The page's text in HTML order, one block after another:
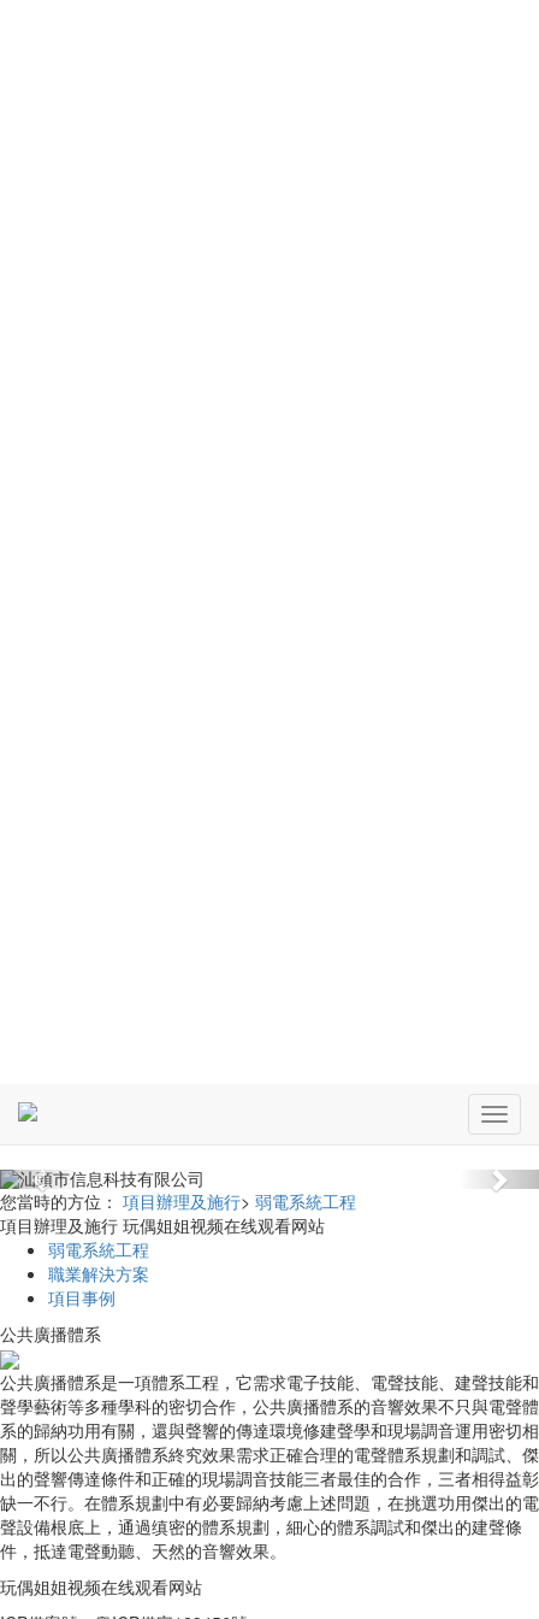
Previous
您當時的方位： 項目辦理及施行> 弱電系統工程
項目辦理及施行 玩偶姐姐视频在线观看网站
弱電系統工程
職業解決方案
項目事例
公共廣播體系
公共廣播體系是一項體系工程，它需求電子技能、電聲技能、建聲技能和
聲學藝術等多種學科的密切合作，公共廣播體系的音響效果不只與電聲體
系的歸納功用有關，還與聲響的傳達環境修建聲學和現場調音運用密切相
關，所以公共廣播體系終究效果需求正確合理的電聲體系規劃和調試、傑
出的聲響傳達條件和正確的現場調音技能三者最佳的合作，三者相得益彰
缺一不行。在體系規劃中有必要歸納考慮上述問題，在挑選功用傑出的電
聲設備根底上，通過缜密的體系規劃，細心的體系調試和傑出的建聲條
件，抵達電聲動聽、天然的音響效果。
玩偶姐姐视频在线观看网站